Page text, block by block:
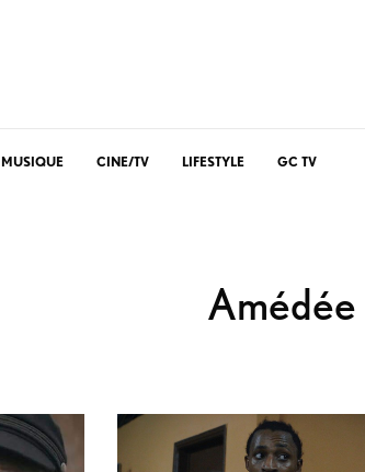
MUSIQUE CINE/TV LIFESTYLE GC TV
Amédée